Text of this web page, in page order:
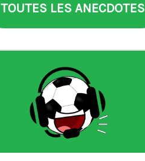
TOUTES LES ANECDOTES